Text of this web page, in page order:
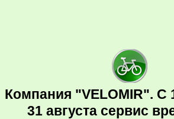
Компания "VELOMIR". С
31 августа сервис